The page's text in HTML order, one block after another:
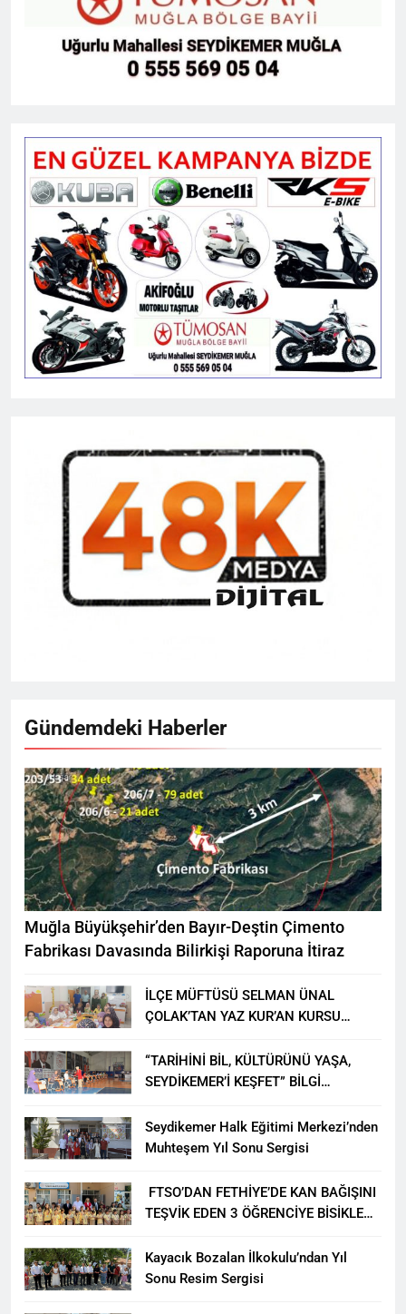
Gündemdeki Haberler
Muğla Büyükşehir’den Bayır-Deştin Çimento
Fabrikası Davasında Bilirkişi Raporuna İtiraz
İLÇE MÜFTÜSÜ SELMAN ÜNAL
ÇOLAK’TAN YAZ KUR’AN KURSU
“TARİHİNİ BİL, KÜLTÜRÜNÜ YAŞA,
SEYDİKEMER’İ KEŞFET” BİLGİ
Seydikemer Halk Eğitimi Merkezi’nden
Muhteşem Yıl Sonu Sergisi
FTSO’DAN FETHİYE’DE KAN BAĞIŞINI
TEŞVİK EDEN 3 ÖĞRENCİYE BİSİKLET
Kayacık Bozalan İlkokulu’ndan Yıl
Sonu Resim Sergisi